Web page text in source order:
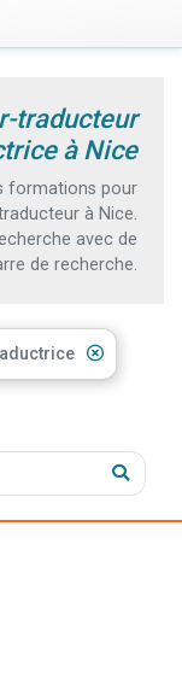
traducteur
à Nice
formations pour
à Nice.
avec de
de recherche.